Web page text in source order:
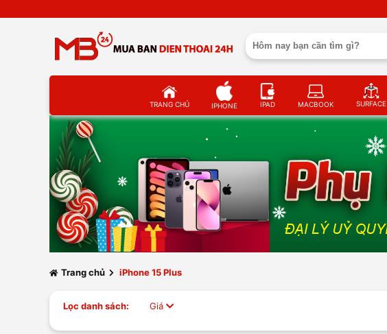
TRANG CHỦ IPHONE IPAD MACBOOK SURFACE
Trang chủ iPhone 15 Plus
Lọc danh sách: Giá